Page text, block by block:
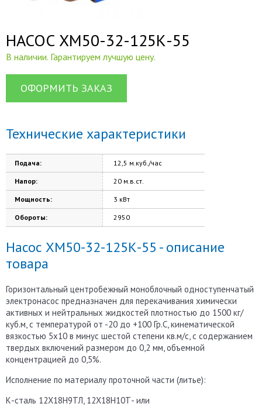
НАСОС ХМ50-32-125К-55
В наличии. Гарантируем лучшую цену.
ОФОРМИТЬ ЗАКАЗ
Технические характеристики
Подача: 12,5 м.куб./час
Напор: 20 м.в.ст.
Мощность: 3 кВт
Обороты: 2950
Насос ХМ50-32-125К-55 - описание
товара
Горизонтальный центробежный моноблочный одноступенчатый
электронасос предназначен для перекачивания химически
активных и нейтральных жидкостей плотностью до 1500 кг/
куб.м, с температурой от -20 до +100 Гр.С, кинематической
вязкостью 5х10 в минус шестой степени кв.м/с, с содержанием
твердых включений размером до 0,2 мм, объемной
концентрацией до 0,5%.
Исполнение по материалу проточной части (литье):
К-сталь 12Х18Н9ТЛ, 12Х18Н10Т- или